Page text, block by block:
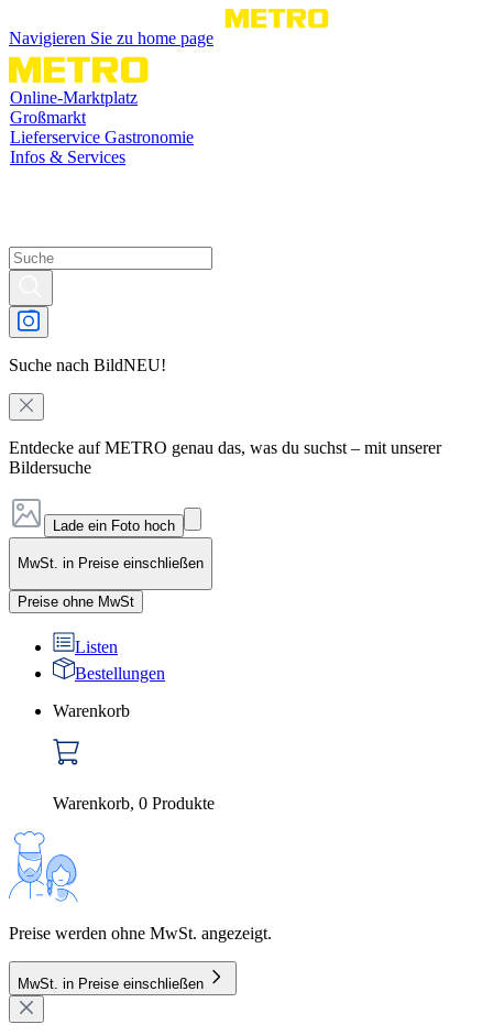
Navigieren Sie zu home page
Online-Marktplatz
Großmarkt
Lieferservice Gastronomie
Infos & Services
Suche nach BildNEU!
Entdecke auf METRO genau das, was du suchst – mit unserer
Bildersuche
Lade ein Foto hoch
MwSt. in Preise einschließen
Preise ohne MwSt
Listen
Bestellungen
Warenkorb
Warenkorb, 0 Produkte
Preise werden ohne MwSt. angezeigt.
MwSt. in Preise einschließen